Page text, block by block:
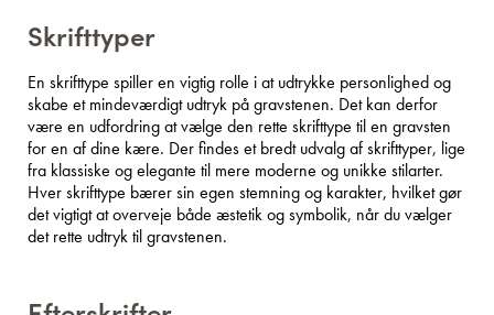
Skrifttyper
En skrifttype spiller en vigtig rolle i at udtrykke personlighed og
skabe et mindeværdigt udtryk på gravstenen. Det kan derfor
være en udfordring at vælge den rette skrifttype til en gravsten
for en af dine kære. Der findes et bredt udvalg af skrifttyper, lige
fra klassiske og elegante til mere moderne og unikke stilarter.
Hver skrifttype bærer sin egen stemning og karakter, hvilket gør
det vigtigt at overveje både æstetik og symbolik, når du vælger
det rette udtryk til gravstenen.